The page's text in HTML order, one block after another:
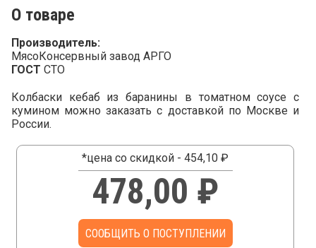
О товаре
Производитель:
МясоКонсервный завод АРГО
ГОСТ СТО
Колбаски кебаб из баранины в томатном соусе с
кумином можно заказать с доставкой по Москве и
России.
*цена со скидкой - 454,10 ₽
478,00 ₽
СООБЩИТЬ О ПОСТУПЛЕНИИ